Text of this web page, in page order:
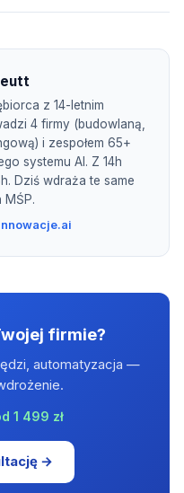
z 14-letnim
4 firmy (budowlaną,
i zespołem 65+
systemu AI. Z 14h
Dziś wdraża te same
firmie?
automatyzacja —
1 499 zł
→